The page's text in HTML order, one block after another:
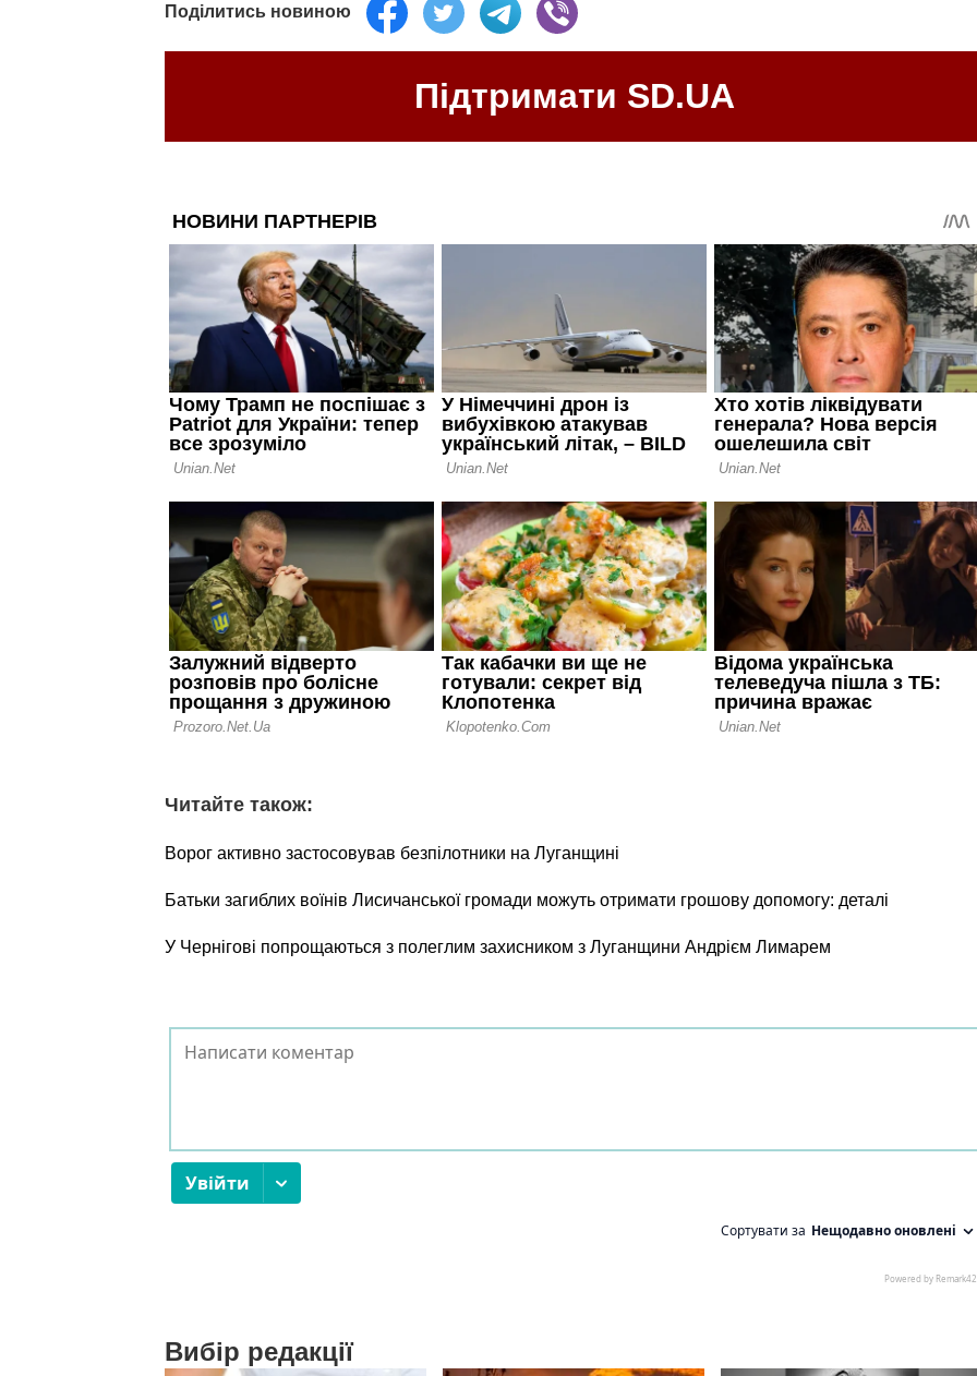
Поділитись новиною
Підтримати SD.UA
Читайте також:
Ворог активно застосовував безпілотники на Луганщині
Батьки загиблих воїнів Лисичанської громади можуть отримати грошову допомогу: деталі
У Чернігові попрощаються з полеглим захисником з Луганщини Андрієм Лимарем
Вибір редакції